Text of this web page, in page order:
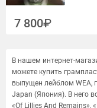
7 800
В нашем интернет-
можете купить
выпущен лейблом WEA,
Japan (Япония). В него
«Of Lillies And Remains»,